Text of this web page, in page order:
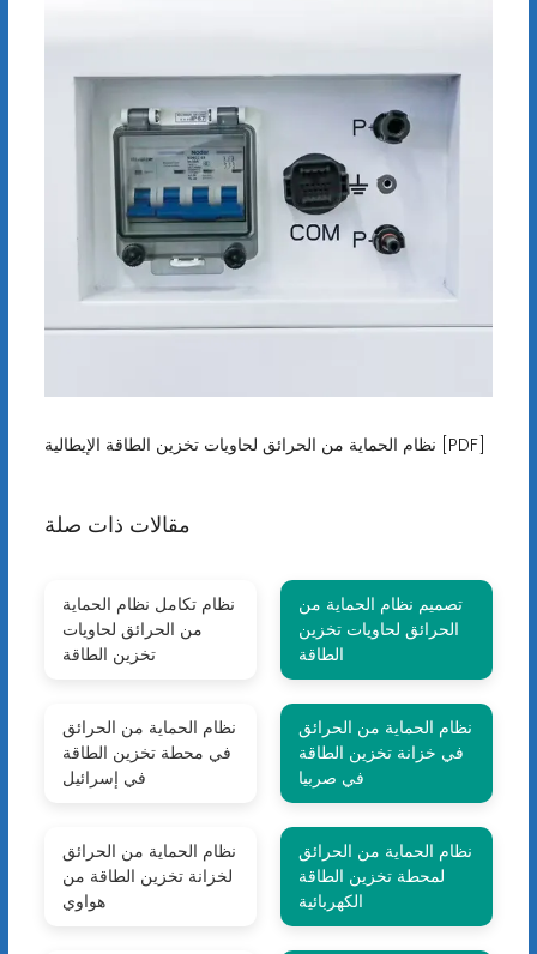
نظام الحماية من الحرائق لحاويات تخزين الطاقة الإيطالية [PDF]
مقالات ذات صلة
نظام تكامل نظام الحماية
من الحرائق لحاويات
تخزين الطاقة
تصميم نظام الحماية من
الحرائق لحاويات تخزين
الطاقة
نظام الحماية من الحرائق
في محطة تخزين الطاقة
في إسرائيل
نظام الحماية من الحرائق
في خزانة تخزين الطاقة
في صربيا
نظام الحماية من الحرائق
لخزانة تخزين الطاقة من
هواوي
نظام الحماية من الحرائق
لمحطة تخزين الطاقة
الكهربائية